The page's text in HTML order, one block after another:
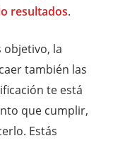
resultados.
objetivo, la
también las
te está
que cumplir,
Estás